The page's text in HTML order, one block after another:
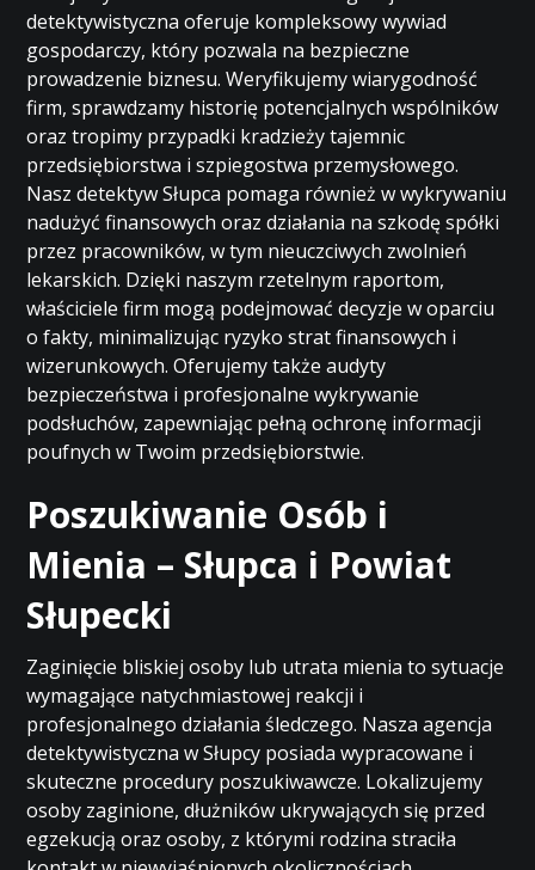
detektywistyczna oferuje kompleksowy wywiad
gospodarczy, który pozwala na bezpieczne
prowadzenie biznesu. Weryfikujemy wiarygodność
firm, sprawdzamy historię potencjalnych wspólników
oraz tropimy przypadki kradzieży tajemnic
przedsiębiorstwa i szpiegostwa przemysłowego.
Nasz detektyw Słupca pomaga również w wykrywaniu
nadużyć finansowych oraz działania na szkodę spółki
przez pracowników, w tym nieuczciwych zwolnień
lekarskich. Dzięki naszym rzetelnym raportom,
właściciele firm mogą podejmować decyzje w oparciu
o fakty, minimalizując ryzyko strat finansowych i
wizerunkowych. Oferujemy także audyty
bezpieczeństwa i profesjonalne wykrywanie
podsłuchów, zapewniając pełną ochronę informacji
poufnych w Twoim przedsiębiorstwie.
Poszukiwanie Osób i
Mienia – Słupca i Powiat
Słupecki
Zaginięcie bliskiej osoby lub utrata mienia to sytuacje
wymagające natychmiastowej reakcji i
profesjonalnego działania śledczego. Nasza agencja
detektywistyczna w Słupcy posiada wypracowane i
skuteczne procedury poszukiwawcze. Lokalizujemy
osoby zaginione, dłużników ukrywających się przed
egzekucją oraz osoby, z którymi rodzina straciła